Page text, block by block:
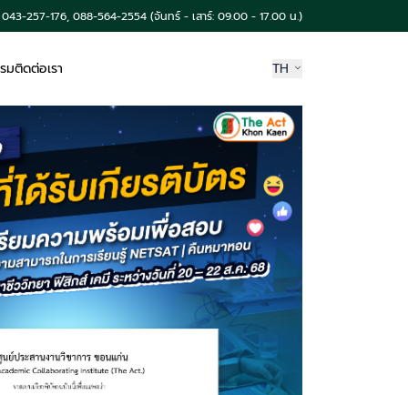
043-257-176, 088-564-2554 (จันทร์ - เสาร์: 09.00 - 17.00 น.)
มติดต่อเรา TH